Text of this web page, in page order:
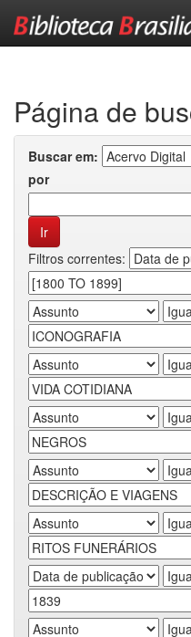
Página de
Buscar em:
por
Filtros correntes: